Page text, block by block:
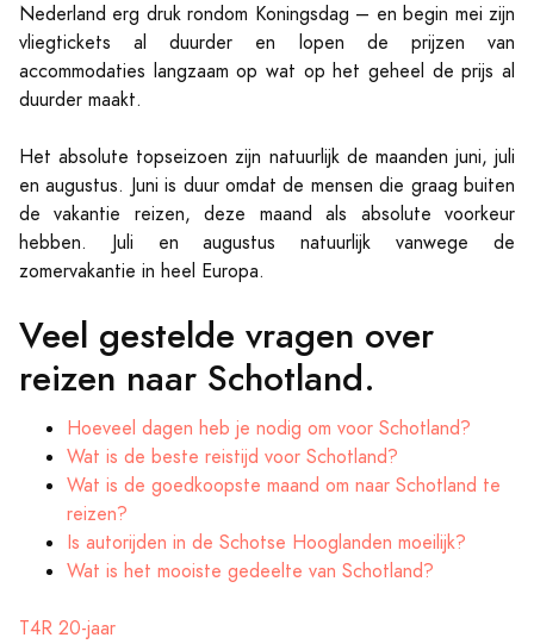
Nederland erg druk rondom Koningsdag – en begin mei zijn
vliegtickets al duurder en lopen de prijzen van
accommodaties langzaam op wat op het geheel de prijs al
duurder maakt.
Het absolute topseizoen zijn natuurlijk de maanden juni, juli
en augustus. Juni is duur omdat de mensen die graag buiten
de vakantie reizen, deze maand als absolute voorkeur
hebben. Juli en augustus natuurlijk vanwege de
zomervakantie in heel Europa.
Veel gestelde vragen over
reizen naar Schotland.
Hoeveel dagen heb je nodig om voor Schotland?
Wat is de beste reistijd voor Schotland?
Wat is de goedkoopste maand om naar Schotland te
reizen?
Is autorijden in de Schotse Hooglanden moeilijk?
Wat is het mooiste gedeelte van Schotland?
T4R 20-jaar